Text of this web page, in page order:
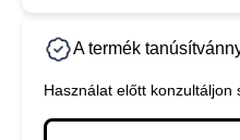
A termék
Használat előtt konzultáljon